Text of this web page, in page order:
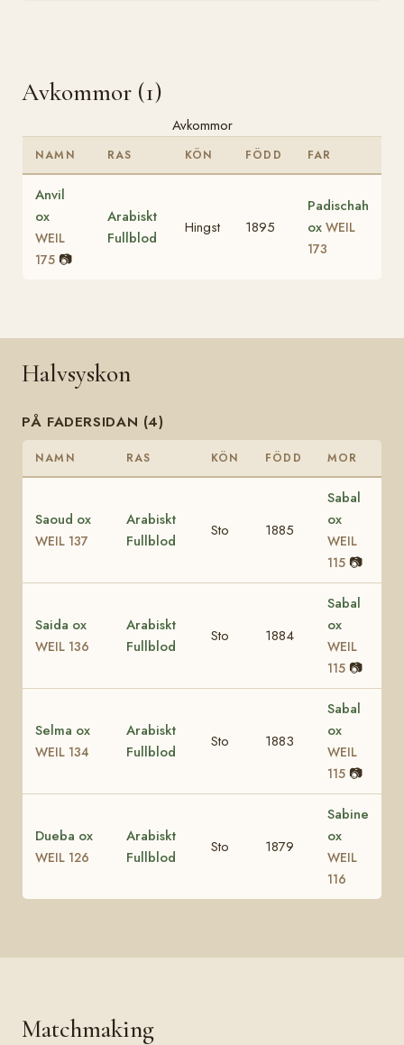
Avkommor (1)
Avkommor
NAMN RAS KÖN FÖDD FAR
Anvil
ox
WEIL
175 📷
Arabiskt
Fullblod
Hingst 1895
Padischah
ox WEIL
173
Halvsyskon
PÅ FADERSIDAN (4)
NAMN RAS KÖN FÖDD MOR
Saoud ox
WEIL 137
Arabiskt
Fullblod
Sto 1885
Sabal
ox
WEIL
115 📷
Saida ox
WEIL 136
Arabiskt
Fullblod
Sto 1884
Sabal
ox
WEIL
115 📷
Selma ox
WEIL 134
Arabiskt
Fullblod
Sto 1883
Sabal
ox
WEIL
115 📷
Dueba ox
WEIL 126
Arabiskt
Fullblod
Sto 1879
Sabine
ox
WEIL
116
Matchmaking